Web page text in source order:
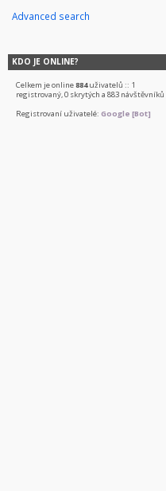
Advanced search
KDO JE ONLINE?
Celkem je online884uživatelů :: 1
registrovaný, 0 skrytých a 883 návštěvníků
Registrovaní uživatelé: Google [Bot]